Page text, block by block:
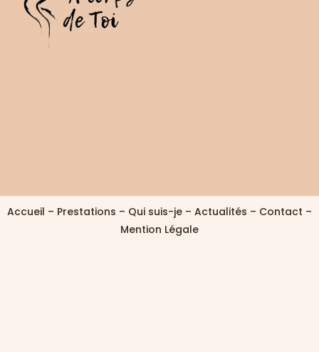
Accueil – Prestations – Qui suis-je – Actualités – Contact –
Mention Légale